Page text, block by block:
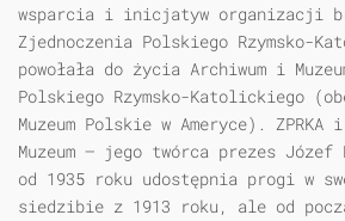
wsparcia i inicjatyw organizacji
Zjednoczenia Polskiego Rzymsko-
powołała do życia Archiwum i
Polskiego Rzymsko-Katolickiego
Muzeum Polskie w Ameryce).
Muzeum — jego twórca prezes
od 1935 roku udostępnia progi w
siedzibie z 1913 roku, ale od